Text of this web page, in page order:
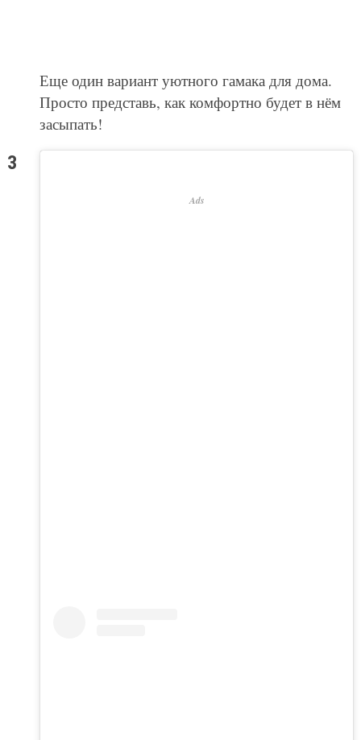
Еще один вариант уютного гамака для дома.
Просто представь, как комфортно будет в нём
засыпать!
Ads